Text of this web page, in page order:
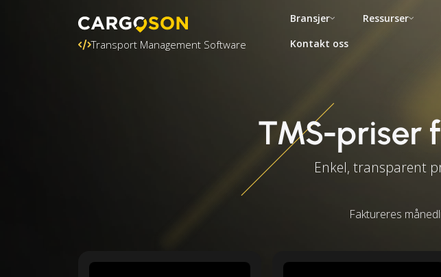
Transport Management Software
Bransjer Ressurser
Kontakt oss
TMS-priser
Enkel, transparent
Faktureres